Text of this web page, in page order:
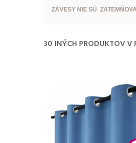
ZÁVESY NIE SÚ
30 INÝCH PRODUKTOV V